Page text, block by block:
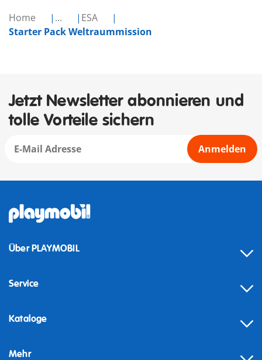
Home ...
ESA
Starter Pack Weltraummission
Jetzt Newsletter abonnieren und
tolle Vorteile sichern
Anmelden
Über PLAYMOBIL
Service
Kataloge
Mehr